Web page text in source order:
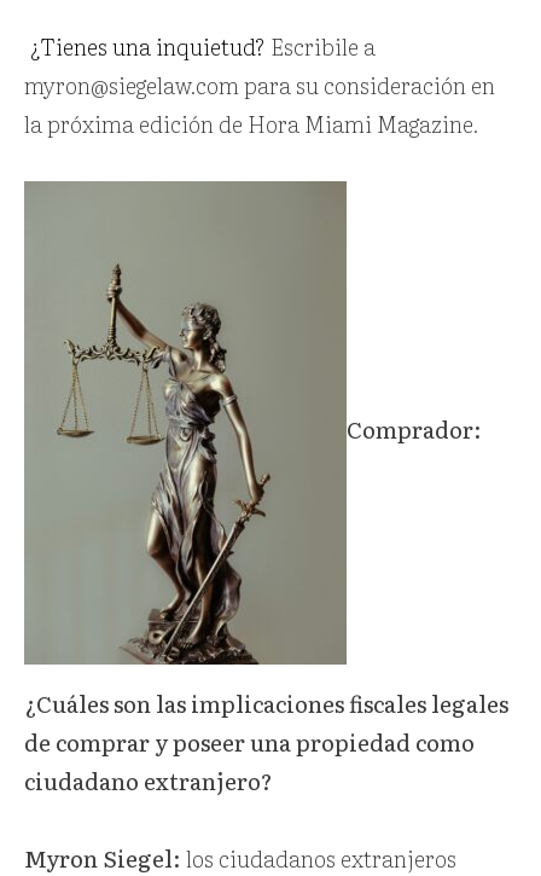
¿Tienes una inquietud? Escribile a
myron@siegelaw.com para su consideración en
la próxima edición de Hora Miami Magazine.
Comprador:
¿Cuáles son las implicaciones fiscales legales
de comprar y poseer una propiedad como
ciudadano extranjero?
Myron Siegel: los ciudadanos extranjeros